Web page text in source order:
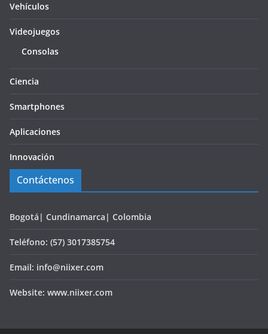
Vehículos
Videojuegos
Consolas
Ciencia
Smartphones
Aplicaciones
Innovación
Contáctenos
Bogotá| Cundinamarca| Colombia
Teléfono: (57) 3017385754
Email: info@niixer.com
Website: www.niixer.com